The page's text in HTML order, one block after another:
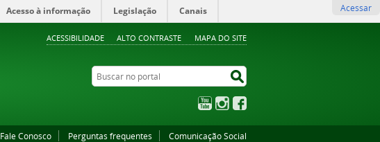
ACESSIBILIDADE ALTO CONTRASTE MAPA DO SITE
Acesso à informação Legislação Canais Acessar
Buscar no portal
YouTubeInstagram
Fale Conosco Perguntas frequentes Comunicação Social